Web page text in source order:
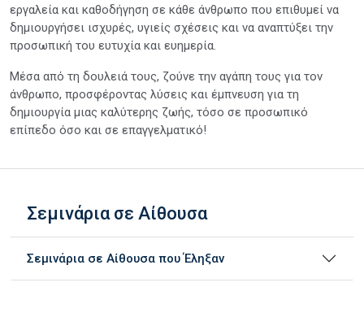
εργαλεία και καθοδήγηση σε κάθε άνθρωπο που επιθυμεί να
δημιουργήσει ισχυρές, υγιείς σχέσεις και να αναπτύξει την
προσωπική του ευτυχία και ευημερία.
Μέσα από τη δουλειά τους, ζούνε την αγάπη τους για τον
άνθρωπο, προσφέροντας λύσεις και έμπνευση για τη
δημιουργία μιας καλύτερης ζωής, τόσο σε προσωπικό
επίπεδο όσο και σε επαγγελματικό!
Σεμινάρια σε Αίθουσα
Σεμινάρια σε Αίθουσα που Έληξαν